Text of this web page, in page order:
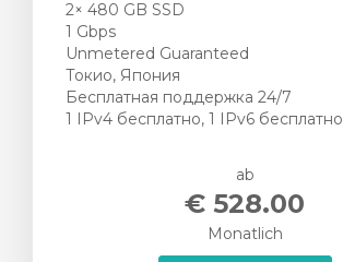
2× 480 GB SSD
1 Gbps
Unmetered Guaranteed
Токио, Япония
Бесплатная поддержка 24/7
1 IPv4 бесплатно, 1 IPv6 бесплатно
ab
€ 528.00
Monatlich